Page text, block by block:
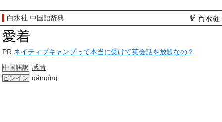
白水社 中国語辞典
愛着
PR:ネイティブキャンプって本当に受けて英会話を放題なの？
中国語訳 感情
ピンイン gǎnqíng